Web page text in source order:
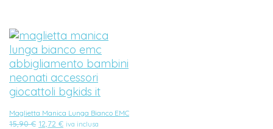
Maglietta Manica Lunga Bianco EMC
15,90€ Il12,72 €Iliva inclusa